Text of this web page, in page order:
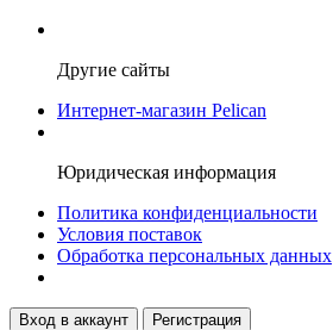
Другие сайты
Интернет-магазин Pelican
Юридическая информация
Политика конфиденциальности
Условия поставок
Обработка персональных данных
Вход в аккаунт
Регистрация